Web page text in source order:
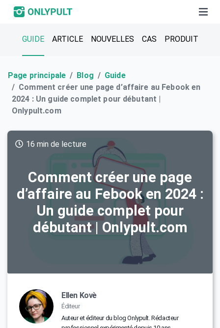
GUIDE ARTICLE NOUVELLES CAS PRODUIT
Page principale Blog
Guide
Comment créer une page d’affaire au Febook en
2024 : Un guide complet pour débutant |
Onlypult.com
Comment créer une page
d’affaire au Febook en 2024 :
Un guide complet pour
débutant | Onlypult.com
16 min de lecture
Ellen Kovè
Éditeur
Auteur et éditeur du blog Onlypult. Rédacteur